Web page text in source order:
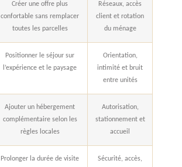
Créer une offre plus
confortable sans remplacer
toutes les parcelles
Réseaux, accès
client et rotation
du ménage
Positionner le séjour sur
l’expérience et le paysage
Orientation,
intimité et bruit
entre unités
Ajouter un hébergement
complémentaire selon les
règles locales
Autorisation,
stationnement et
accueil
Prolonger la durée de visite
Sécurité, accès,